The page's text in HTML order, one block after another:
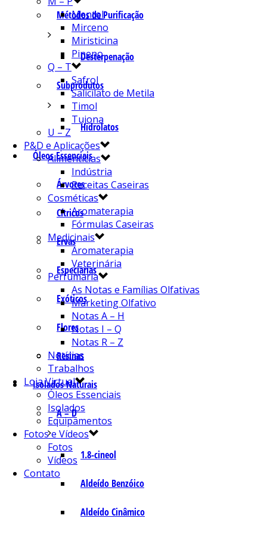
Métodos de Purificação
Desterpenação
Subprodutos
Hidrolatos
Óleos Essenciais
Árvores
Cítricos
Ervas
Especiarias
Exóticos
Flores
Resinas
Isolados Naturais
A – D
1.8-cineol
Aldeído Benzóico
Aldeído Cinâmico
Mentol
Mirceno
Miristicina
Pineno
Q – T
Safrol
Salicilato de Metila
Timol
Tujona
U – Z
P&D e Aplicações
Alimentícias
Indústria
Receitas Caseiras
Cosméticas
Aromaterapia
Fórmulas Caseiras
Medicinais
Aromaterapia
Veterinária
Perfumaria
As Notas e Famílias Olfativas
Marketing Olfativo
Notas A – H
Notas I – Q
Notas R – Z
Notícias
Trabalhos
Loja Virtual
Óleos Essenciais
Isolados
Equipamentos
Fotos e Vídeos
Fotos
Vídeos
Contato